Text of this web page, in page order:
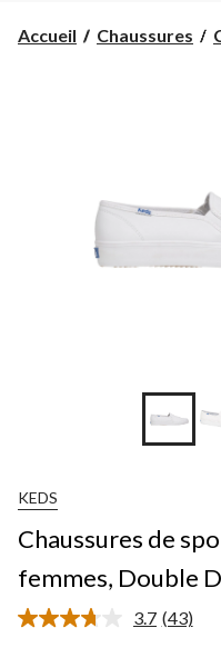
Accueil Chaussures
KEDS
Chaussures de
femmes, Double
3.7 Lire
(43)